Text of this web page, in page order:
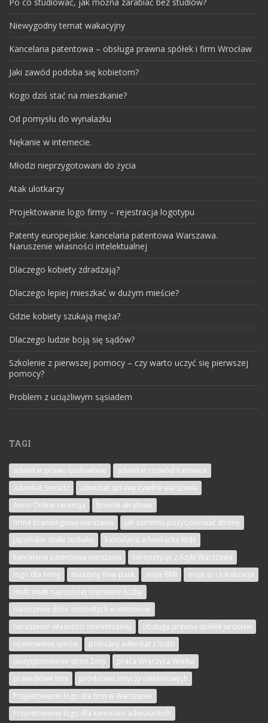
Po co studiować, jak można zarabiać bez studiów?
Niewygodny temat wakacyjny
Kancelaria patentowa – obsługa prawna spółek i firm Wrocław
Jaki zawód podoba się kobietom?
Kogo dziś stać na mieszkanie?
Od pomysłu do wynalazku
Nękanie w internecie.
Młodzi nieprzygotowani do życia
Atak ulotkarzy
Projektowanie logo firmy – rejestracja logotypu
Patenty europejskie: kancelaria patentowa Warszawa.
Naruszenie własności intelektualnej
Dlaczego kobiety zdradzają?
Dlaczego lepiej mieszkać w dużym mieście?
Gdzie kobiety szukają męża?
Dlaczego ludzie boją się sądów?
Szkolenie z pierwszej pomocy – czy warto uczyć się pierwszej
pomocy?
Problem z uciążliwym sąsiadem
TAGI
adwokat prawo budowlane
adwokat rozwód Katowice
adwokat Sieradz
adwokat sprawy cywilne warszawa
Anno Online recenzja
breloki akrylowe
firma brandingowa warszawa
jak samemu pozycjonować stronę
Japońskie znaki zodiaku
kancelaria adwokacka łódź
kancelaria patentowa warszawa
korepetycje z fizyki Warszawa
logo dla firmy
maszyny flow pack moje BMI
moje ip i lokalizacja
multi multi najczęściej losowane liczby
naruszenie dóbr osobistych w internecie
naruszenie własności intelektualnej
obsługa prawna spółek wrocław
opiniowanie umów
polecany adwokat z łodzi
pozycjonowanie stron Żory
praca Wręczyca Wielka
prawidłowe bmi
producent smyczy reklamowych
Projektowanie logo dla firm w Warszawie
Projektowanie logo dla kancelarii adwokackich